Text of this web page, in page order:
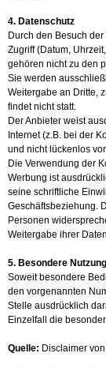
4. Datenschutz
Durch den Besuch
Zugriff (Datum,
gehören nicht zu den
Sie werden
Weitergabe an Dritte,
findet nicht statt.
Der Anbieter weist
Internet (z.B. bei der
und nicht lückenlos
Die Verwendung der
Werbung ist
seine schriftliche
Geschäftsbeziehung.
Personen
Weitergabe ihrer
5. Besondere
Soweit besondere
den vorgenannten
Stelle ausdrücklich
Einzelfall die
Quelle: Disclaimer von